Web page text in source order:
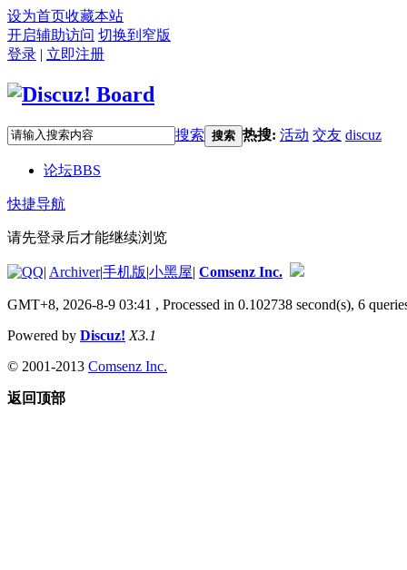
设为首页收藏本站
开启辅助访问 切换到窄版
登录 | 立即注册
搜索 搜索 热搜: 活动 交友 discuz
论坛BBS
快捷导航
请先登录后才能继续浏览
| Archiver|手机版|小黑屋| Comsenz Inc.
GMT+8, 2026-8-9 03:41 , Processed in 0.102738 second(s), 6
Powered by Discuz! X3.1
© 2001-2013 Comsenz Inc.
返回顶部